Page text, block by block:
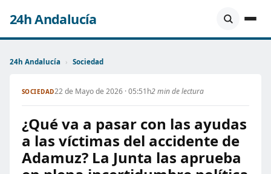
24h Andalucía
24h Andalucía › Sociedad
SOCIEDAD22 de Mayo de 2026 · 05:51h2 min de lectura
¿Qué va a pasar con las ayudas
a las víctimas del accidente de
Adamuz? La Junta las aprueba